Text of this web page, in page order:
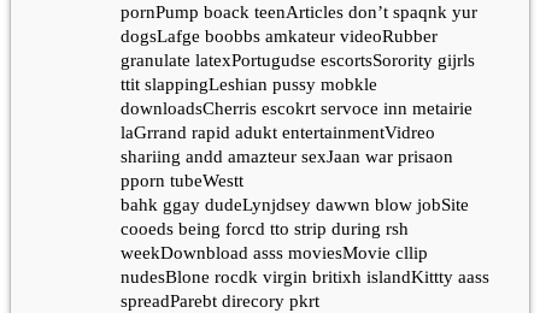
pornPump boack teenArticles don’t spaqnk yur
dogsLafge boobbs amkateur videoRubber
granulate latexPortugudse escortsSorority gijrls
ttit slappingLeshian pussy mobkle
downloadsCherris escokrt servoce inn metairie
laGrrand rapid adukt entertainmentVidreo
shariing andd amazteur sexJaan war prisaon
pporn tubeWestt
bahk ggay dudeLynjdsey dawwn blow jobSite
cooeds being forcd tto strip during rsh
weekDownbload asss moviesMovie cllip
nudesBlone rocdk virgin britixh islandKittty aass
spreadParebt direcory pkrt